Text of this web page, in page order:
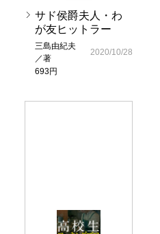
サド侯爵夫人・わ
が友ヒットラー
三島由紀夫
／著
693円
2020/10/28